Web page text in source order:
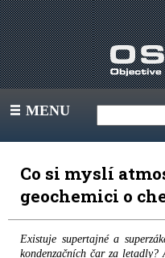
III MENU
Co si myslí
geochemici o
Existuje supertajné a
kondenzačních čar za letadly?